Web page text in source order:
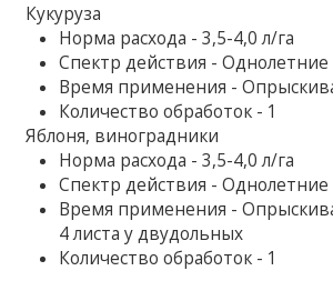
Кукуруза
Норма расхода - 3,5-4,0 л/га
Спектр действия -
Время применения -
Количество обработок - 1
Яблоня, виноградники
Норма расхода - 3,5-4,0 л/га
Спектр действия -
Время применения -
4 листа у двудольных
Количество обработок - 1